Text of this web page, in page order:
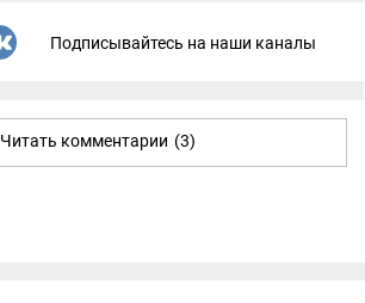
Подписывайтесь на наши каналы
Читать комментарии (3)